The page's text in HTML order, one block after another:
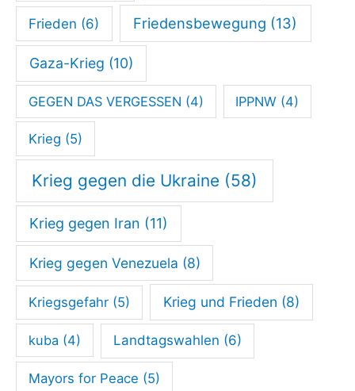
Frieden (6) Friedensbewegung (13)
Gaza-Krieg (10)
GEGEN DAS VERGESSEN (4) IPPNW (4)
Krieg (5)
Krieg gegen die Ukraine (58)
Krieg gegen Iran (11)
Krieg gegen Venezuela (8)
Kriegsgefahr (5) Krieg und Frieden (8)
kuba (4) Landtagswahlen (6)
Mayors for Peace (5)